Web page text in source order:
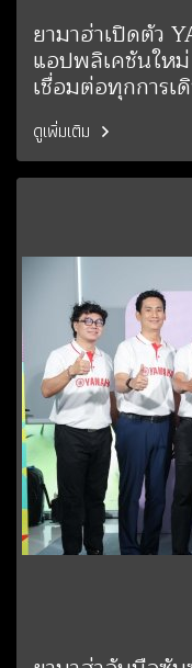
ยามาฮ่าเปิดตัว
แอปพลิเคชันให
เชื่อมต่อทุกการเ
ดูเพิ่มเติม